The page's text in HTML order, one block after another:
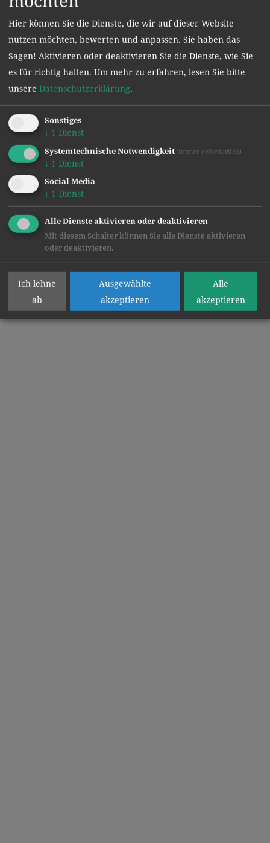
Hier können Sie die Dienste, die wir auf dieser Website
nutzen möchten, bewerten und anpassen. Sie haben das
Sagen! Aktivieren oder deaktivieren Sie die Dienste, wie Sie
es für richtig halten. Um mehr zu erfahren, lesen Sie bitte
unsere Datenschutzerklärung.
Sonstiges
↓ 1 Dienst
Systemtechnische Notwendigkeit (immer erforderlich)
↓ 1 Dienst
Social Media
↓ 1 Dienst
Alle Dienste aktivieren oder deaktivieren
Mit diesem Schalter können Sie alle Dienste aktivieren
oder deaktivieren.
Ich lehne
ab
Ausgewählte
akzeptieren
Alle
akzeptieren